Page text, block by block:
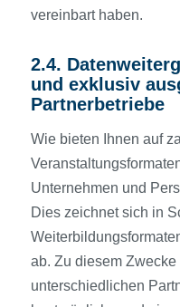
vereinbart haben.
2.4.
und exklusiv
Partnerbetriebe
Wie bieten Ihnen auf
Unternehmen und
Dies zeichnet sich in
ab. Zu diesem
unterschiedlichen